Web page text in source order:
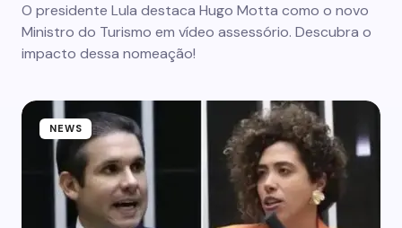
O presidente Lula destaca Hugo Motta como o novo
Ministro do Turismo em vídeo assessório. Descubra o
impacto dessa nomeação!
NEWS